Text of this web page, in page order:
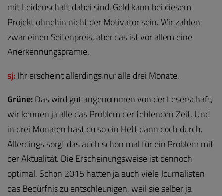
mit Leidenschaft dabei sind. Geld kann bei diesem
Projekt ohnehin nicht der Motivator sein. Wir zahlen
zwar einen Seitenpreis, aber das ist vor allem eine
Anerkennungsprämie.
sj:Ihr erscheint allerdings nur alle drei Monate.
Grüne:Das wird gut angenommen von der Leserschaft,
wir kennen ja alle das Problem der fehlenden Zeit. Und
in drei Monaten hast du so ein Heft dann doch durch.
Allerdings sorgt das auch schon mal für ein Problem mit
der Aktualität. Die Erscheinungsweise ist dennoch
optimal. Schon 2015 hatten ja auch viele Journalisten
das Bedürfnis zu entschleunigen, weil sie selber ja